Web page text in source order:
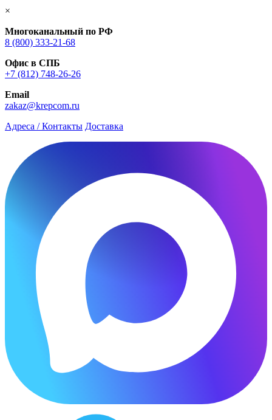
×
Многоканальный по РФ
8 (800) 333‑21-68
Офис в СПБ
+7 (812) 748‑26-26
Email
zakaz@krepcom.ru
Адреса / Контакты Доставка